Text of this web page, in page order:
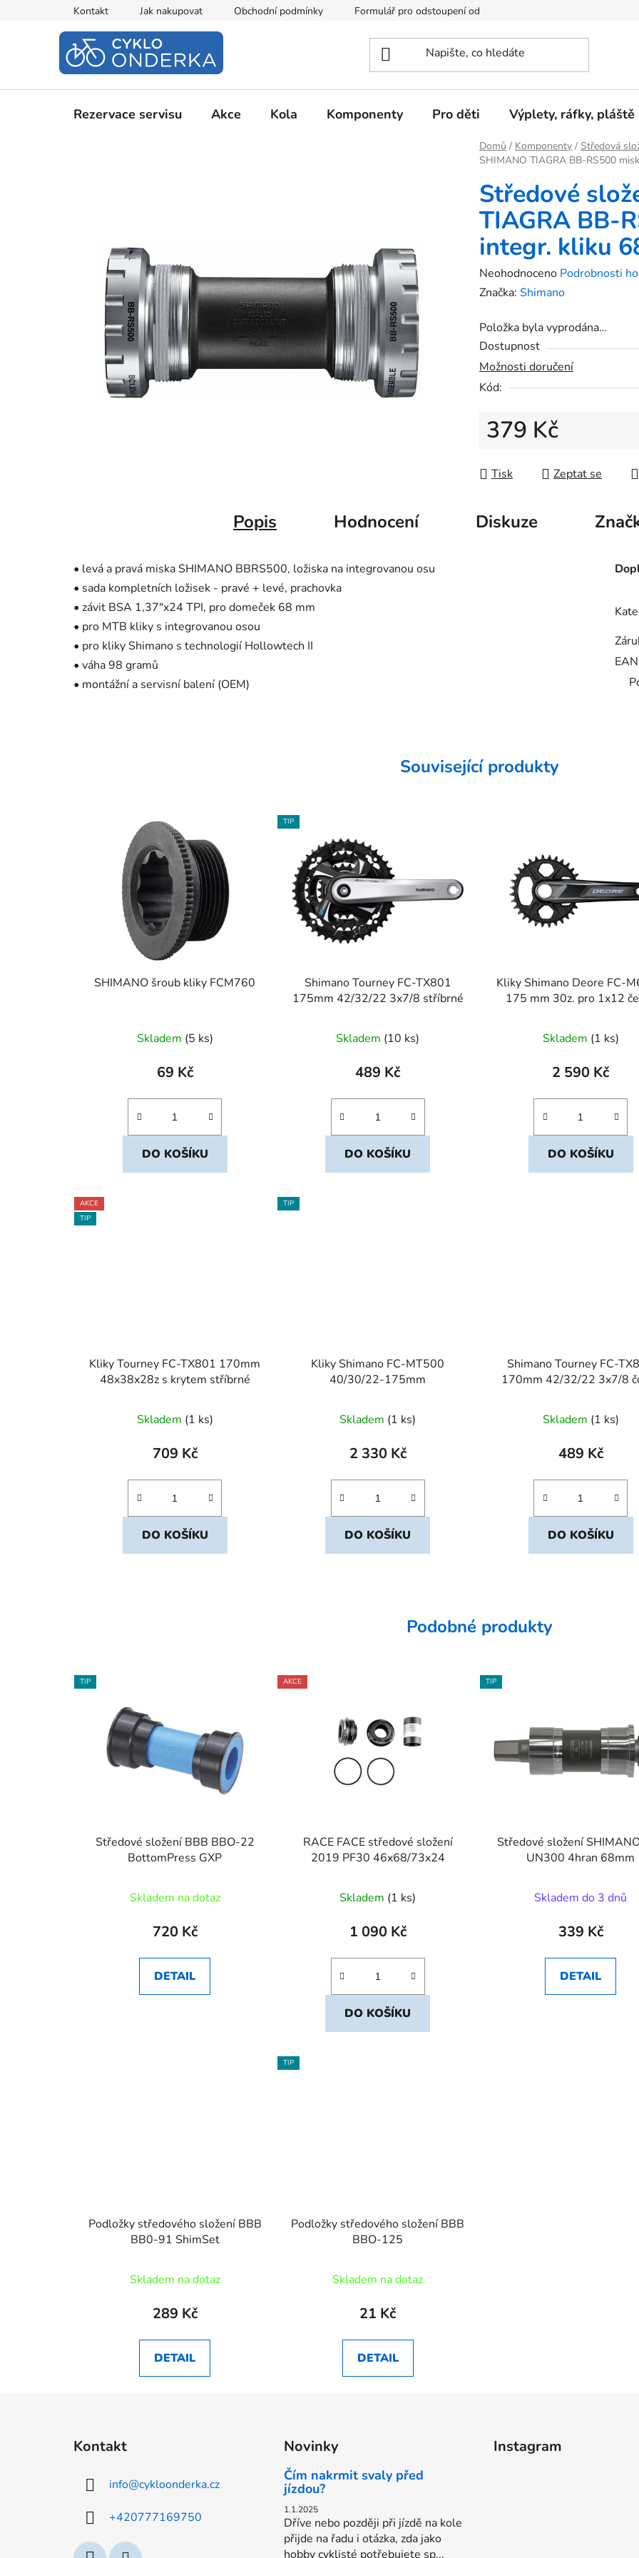
Kontakt Jak nakupovat Obchodní podmínky Formulář pro odstoupení od kupní smlouvy
Rezervace servisu Akce Kola Komponenty Pro děti Výplety, ráfky, pláště
Domů / Komponenty / Středová
SHIMANO TIAGRA BB-RS500
Středové
TIAGRA BB-
integr. kliku
Průměrné
hodnocení
je
0,0
z
5
Neohodnoceno Podrobnosti
Značka: Shimano
Položka byla vyprodána…
Dostupnost
Možnosti doručení
Kód:
379 Kč
Tisk
Zeptat se
Popis Hodnocení Diskuze
• levá a pravá miska SHIMANO BBRS500, ložiska na integrovanou osu
• sada kompletních ložisek - pravé + levé, prachovka
• závit BSA 1,37"x24 TPI, pro domeček 68 mm
• pro MTB kliky s integrovanou osou
• pro kliky Shimano s technologií Hollowtech II
• váha 98 gramů
• montážní a servisní balení (OEM)
EAN
Související produkty
SHIMANO šroub kliky FCM760
Skladem (5 ks)
69 Kč
DO KOŠÍKU
TIP
Shimano Tourney FC-TX801
175mm 42/32/22 3x7/8 stříbrné
Skladem (10 ks)
489 Kč
DO KOŠÍKU
Kliky Shimano Deore FC-M6100
175 mm 30z. pro 1x12
Skladem (1 ks)
2 590 Kč
DO KOŠÍKU
AKCE
TIP
Kliky Tourney FC-TX801 170mm
48x38x28z s krytem stříbrné
Skladem (1 ks)
709 Kč
DO KOŠÍKU
TIP
Kliky Shimano FC-MT500
40/30/22-175mm
Skladem (1 ks)
2 330 Kč
DO KOŠÍKU
Shimano Tourney FC-
170mm 42/32/22 3x7/8
Skladem (1 ks)
489 Kč
DO KOŠÍKU
Podobné produkty
TIP
Středové složení BBB BBO-22
BottomPress GXP
Skladem na dotaz
720 Kč
DETAIL
AKCE
RACE FACE středové složení
2019 PF30 46x68/73x24
Skladem (1 ks)
1 090 Kč
DO KOŠÍKU
TIP
Středové složení
UN300 4hran 68mm
Skladem do 3 dnů
339 Kč
DETAIL
Podložky středového složení BBB
BB0-91 ShimSet
Skladem na dotaz
289 Kč
DETAIL
TIP
Podložky středového složení BBB
BBO-125
Skladem na dotaz
21 Kč
DETAIL
Kontakt
info@cykloonderka.cz
+420777169750
Novinky
Čím nakrmit svaly před
jízdou?
1.1.2025
Dříve nebo později při jízdě na kole
přijde na řadu i otázka, zda jako
hobby cyklisté potřebujete sp...
Instagram